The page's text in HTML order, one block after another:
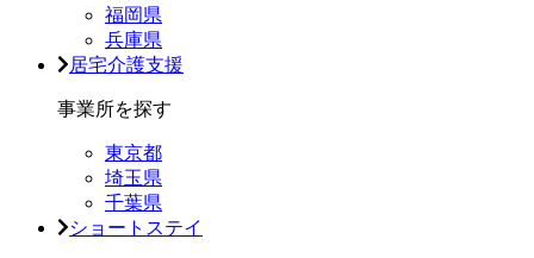
福岡県
兵庫県
居宅介護支援
事業所を探す
東京都
埼玉県
千葉県
ショートステイ